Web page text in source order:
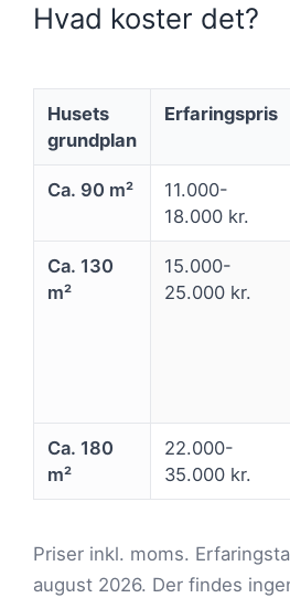
Hvad koster det?
Husets
grundplan
Erfaringspris
Ca. 90 m²
11.000-
18.000 kr.
Ca. 130
m²
15.000-
25.000 kr.
Ca. 180
m²
22.000-
35.000 kr.
Priser inkl. moms.
august 2026. Der findes